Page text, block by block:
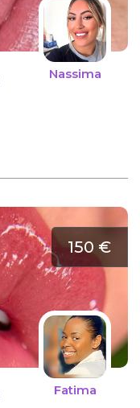
Nassima
150 €
Fatima